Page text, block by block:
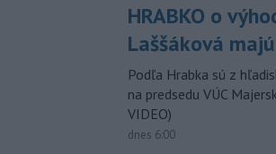
HRABKO o
Laššáková
Podľa Hrabka sú z
na predsedu VÚC
VIDEO)
dnes 6:00